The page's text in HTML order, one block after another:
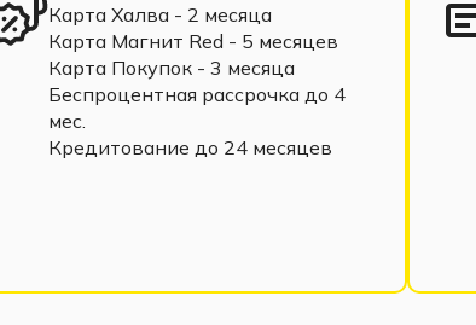
Карта Халва - 2 месяца
Карта Магнит Red - 5 месяцев
Карта Покупок - 3 месяца
Беспроцентная рассрочка до 4
мес.
Кредитование до 24 месяцев